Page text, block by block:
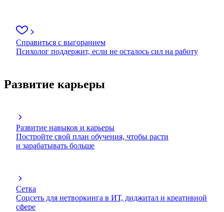
Справиться с выгоранием
Психолог поддержит, если не осталось сил на работу
Развитие карьеры
Развитие навыков и карьеры
Постройте свой план обучения, чтобы расти
и зарабатывать больше
Сетка
Соцсеть для нетворкинга в ИТ, диджитал и креативной
сфере